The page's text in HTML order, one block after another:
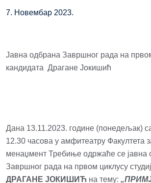
7. Новембар 2023.
Јавна одбрана Завршног рада на првом
кандидата Драгане Јокишић
Дана 13.11.2023. године (понедељак)
12.30 часова у амфитеатру Факултета
менаџмент Требиње одржаће се јавна
Завршног рада на првом циклусу
ДРАГАНЕ ЈОКИШИЋ на тему: